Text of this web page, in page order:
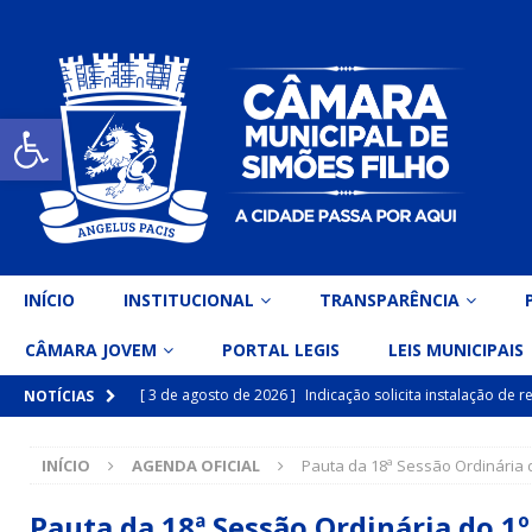
Open toolbar
INÍCIO INSTITUCIONAL TRANSPARÊNCIA
CÂMARA JOVEM PORTAL LEGIS LEIS MUNICIPAIS
NOTÍCIAS [ 3 de agosto de 2026 ] Indicação solicita instalação de
inclusiva
DESTAQUE
[ 15 de julho de 2026 ]
Vereador Belo Gazineu
INÍCIO AGENDA OFICIAL Pauta da 18ª Sessão Ordinária